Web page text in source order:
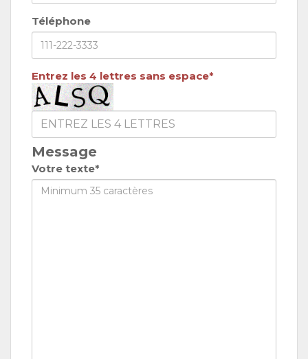
Téléphone
Entrez les 4 lettres sans espace*
Message
Votre texte*